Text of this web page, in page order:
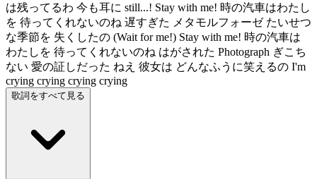
は残ってるわ 今も耳に still...! Stay with me! 時の汽車はわたし
を 待ってくれないのね 遅すぎた メタモルフォーゼ たいせつ
な季節を 失くしたの (Wait for me!) Stay with me! 時の汽車は
わたしを 待ってくれないのね はがされた Photograph ぎこち
ない 愛の証しだった ねえ 彼女は どんなふうに笑えるの I'm
crying crying crying crying
歌詞をすべて見る